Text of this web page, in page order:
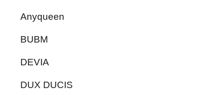
Anyqueen
BUBM
DEVIA
DUX DUCIS